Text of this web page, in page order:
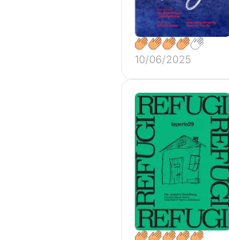
10/06/2025